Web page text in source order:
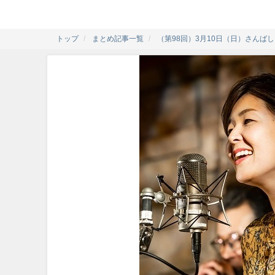
トップ まとめ記事一覧 （第98回）3月10日（日）さんば